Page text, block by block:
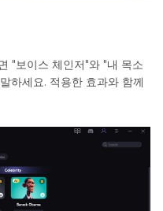
"보이스 체인저"와 "내 목소
하세요. 적용한 효과와 함께